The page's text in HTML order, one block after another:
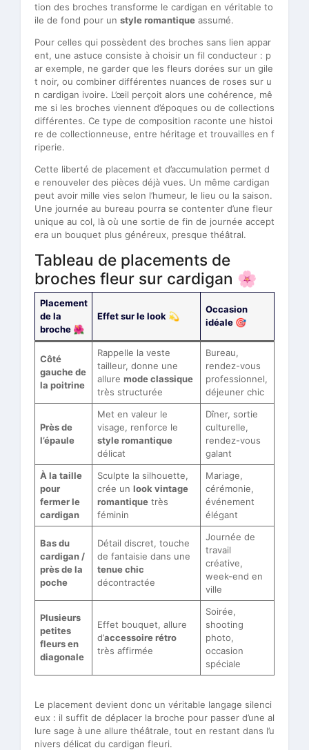
tion des broches transforme le cardigan en véritable to
ile de fond pour un style romantique assumé.
Pour celles qui possèdent des broches sans lien appar
ent, une astuce consiste à choisir un fil conducteur : p
ar exemple, ne garder que les fleurs dorées sur un gile
t noir, ou combiner différentes nuances de roses sur u
n cardigan ivoire. L’œil perçoit alors une cohérence, mê
me si les broches viennent d’époques ou de collections
différentes. Ce type de composition raconte une histoi
re de collectionneuse, entre héritage et trouvailles en f
riperie.
Cette liberté de placement et d’accumulation permet d
e renouveler des pièces déjà vues. Un même cardigan
peut avoir mille vies selon l’humeur, le lieu ou la saison.
Une journée au bureau pourra se contenter d’une fleur
unique au col, là où une sortie de fin de journée accept
era un bouquet plus généreux, presque théâtral.
Tableau de placements de
broches fleur sur cardigan 🌸
Placement
de la
broche 🌺
Effet sur le look 💫
Occasion
idéale 🎯
Côté
gauche de
la poitrine
Rappelle la veste
tailleur, donne une
allure mode classique
très structurée
Bureau,
rendez-vous
professionnel,
déjeuner chic
Près de
l’épaule
Met en valeur le
visage, renforce le
style romantique
délicat
Dîner, sortie
culturelle,
rendez-vous
galant
À la taille
pour
fermer le
cardigan
Sculpte la silhouette,
crée un look vintage
romantiquetrès
féminin
Mariage,
cérémonie,
événement
élégant
Bas du
cardigan /
près de la
poche
Détail discret, touche
de fantaisie dans une
tenue chic
décontractée
Journée de
travail
créative,
week-end en
ville
Plusieurs
petites
fleurs en
diagonale
Effet bouquet, allure
d’accessoire rétro
très affirmée
Soirée,
shooting
photo,
occasion
spéciale
Le placement devient donc un véritable langage silenci
eux : il suffit de déplacer la broche pour passer d’une al
lure sage à une allure théâtrale, tout en restant dans l’u
nivers délicat du cardigan fleuri.